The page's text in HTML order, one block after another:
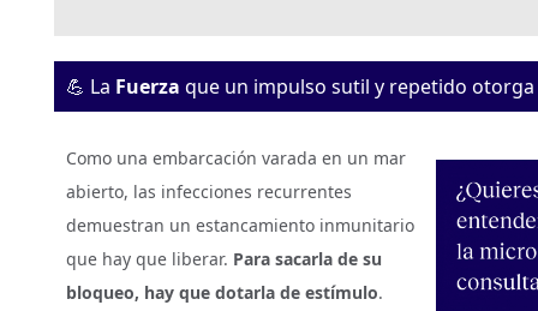
💪 La Fuerza que un impulso sutil y repetido
Como una embarcación varada en un mar
abierto, las infecciones recurrentes
demuestran un estancamiento inmunitario
que hay que liberar. Para sacarla de su
bloqueo, hay que dotarla de estímulo.